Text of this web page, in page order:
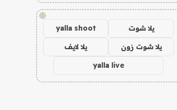
!
يلا شوت yalla shoot
يلا شوت زون يلا لايف
yalla live